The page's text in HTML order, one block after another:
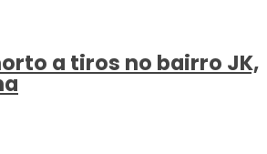
a tiros no bairro JK,